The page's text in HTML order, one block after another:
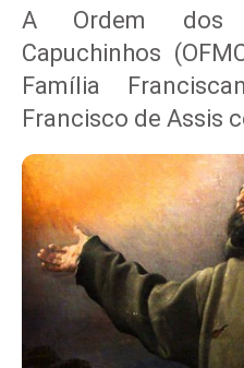
A Ordem dos
Capuchinhos
Família
Francisco de Assis